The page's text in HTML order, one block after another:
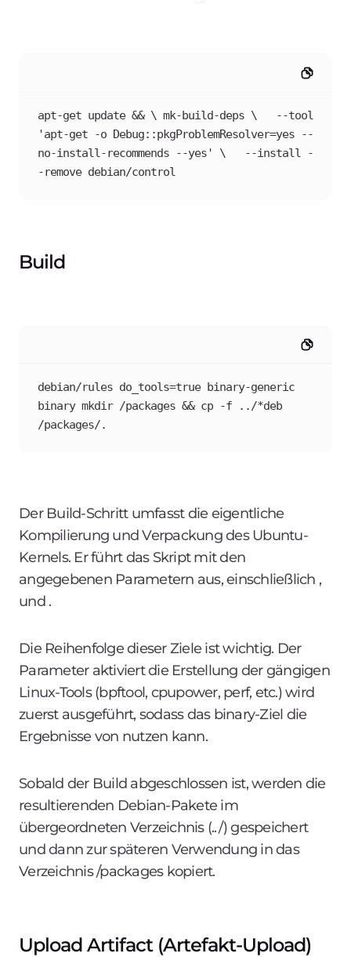
apt-get update && \ mk-build-deps \   --tool
'apt-get -o Debug::pkgProblemResolver=yes --
no-install-recommends --yes' \   --install -
-remove debian/control
Build
debian/rules do_tools=true binary-generic
binary mkdir /packages && cp -f ../*deb
/packages/.
Der Build-Schritt umfasst die eigentliche
Kompilierung und Verpackung des Ubuntu-
Kernels. Er führt das Skriptmit den
angegebenen Parametern aus, einschließlich ,
und .
Die Reihenfolge dieser Ziele ist wichtig. Der
Parameter aktiviert die Erstellung der gängigen
Linux-Tools (bpftool, cpupower, perf, etc.)wird
zuerst ausgeführt, sodass das binary-Ziel die
Ergebnisse von nutzen kann.
Sobald der Build abgeschlossen ist, werden die
resultierenden Debian-Pakete im
übergeordneten Verzeichnis (../) gespeichert
und dann zur späteren Verwendung in das
Verzeichnis /packageskopiert.
Upload Artifact (Artefakt-Upload)